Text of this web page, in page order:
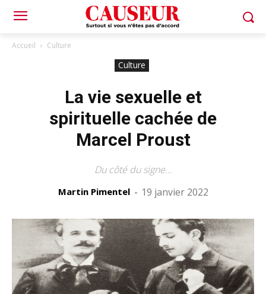
Accueil Culture
Culture
La vie sexuelle et
spirituelle cachée de
Marcel Proust
Du côté du signe...
Martin Pimentel - 19 janvier 2022